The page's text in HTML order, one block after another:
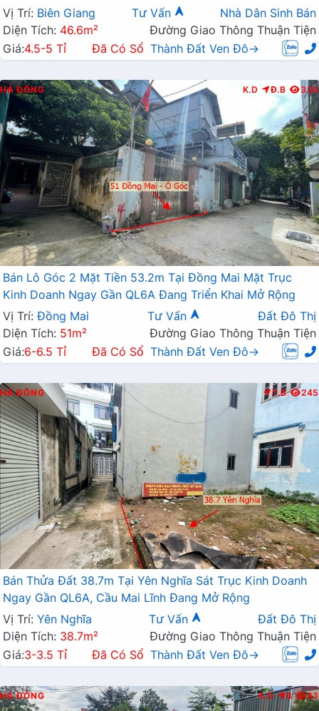
Kinh Doanh
Vị Trí: Biên Giang Tư Vấn
Nhà Dân Sinh Bán
Diện Tích: 46.6m²
Đường Giao Thông Thuận Tiện
Giá:4.5-5 Tỉ Đã Có Sổ Thành Đất Ven Đô→
HÀ ĐÔNG K.D Đ.B 356
Bán Lô Góc 2 Mặt Tiền 53.2m Tại Đồng Mai Mặt Trục
Kinh Doanh Ngay Gần QL6A Đang Triển Khai Mở Rộng
Vị Trí: Đồng Mai Tư Vấn
Đất Đô Thị
Diện Tích: 51m²
Đường Giao Thông Thuận Tiện
Giá:6-6.5 Tỉ Đã Có Sổ Thành Đất Ven Đô→
HÀ ĐÔNG T.B 245
Bán Thửa Đất 38.7m Tại Yên Nghĩa Sát Trục Kinh Doanh
Ngay Gần QL6A, Cầu Mai Lĩnh Đang Mở Rộng
Vị Trí: Yên Nghĩa Tư Vấn
Đất Đô Thị
Diện Tích: 38.7m²
Đường Giao Thông Thuận Tiện
Giá:3-3.5 Tỉ Đã Có Sổ Thành Đất Ven Đô→
HÀ ĐÔNG K.D B 83